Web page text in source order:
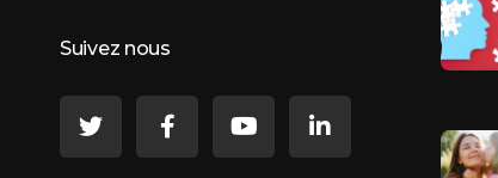
Suivez nous